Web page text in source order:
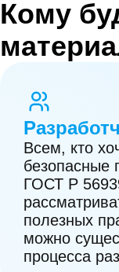
7.
описания
актуальном
кодирования.
9.
10.
кода.
11.
Кому
Всем, кто
безопасные
ГОСТ Р
полезных
можно
процесса